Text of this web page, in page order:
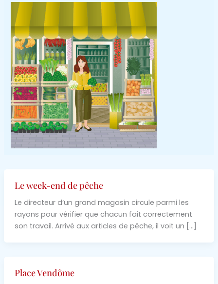
Le week-end de pêche
Le directeur d’un grand magasin circule parmi les
rayons pour vérifier que chacun fait correctement
son travail. Arrivé aux articles de pêche, il voit un […]
Place Vendôme